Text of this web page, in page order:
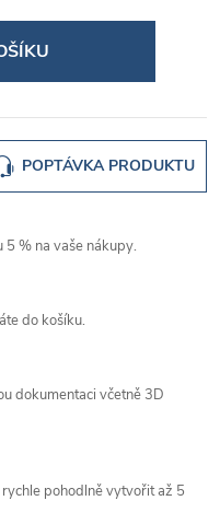
POPTÁVKA PRODUKTU
% na vaše nákupy.
do košíku.
dokumentaci včetně 3D
pohodlně vytvořit až 5